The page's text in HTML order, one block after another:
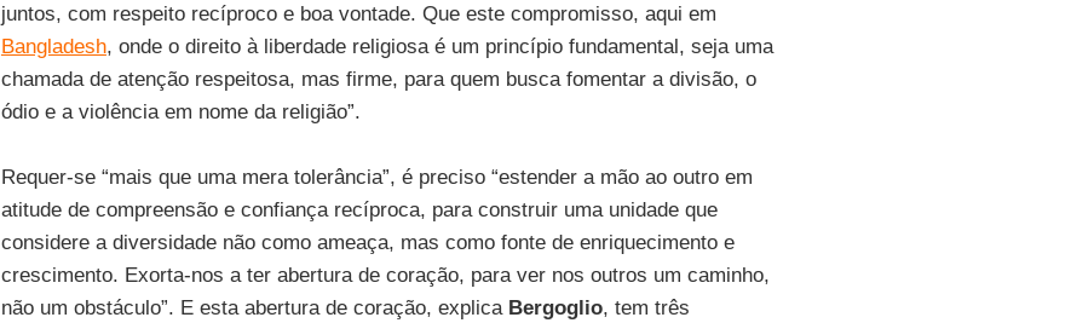
juntos, com respeito recíproco e boa vontade. Que este compromisso, aqui em
Bangladesh, onde o direito à liberdade religiosa é um princípio fundamental, seja uma
chamada de atenção respeitosa, mas firme, para quem busca fomentar a divisão, o
ódio e a violência em nome da religião”.
Requer-se “mais que uma mera tolerância”, é preciso “estender a mão ao outro em
atitude de compreensão e confiança recíproca, para construir uma unidade que
considere a diversidade não como ameaça, mas como fonte de enriquecimento e
crescimento. Exorta-nos a ter abertura de coração, para ver nos outros um caminho,
não um obstáculo”. E esta abertura de coração, explica Bergoglio, tem três